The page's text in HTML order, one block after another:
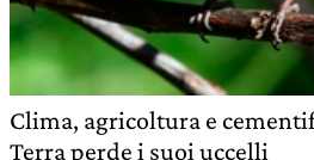
Clima, agricoltura e
Terra perde i suoi uccelli